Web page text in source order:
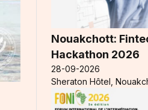
Nouakchott:
Hackathon 2026
28-09-2026
Sheraton Hôtel,